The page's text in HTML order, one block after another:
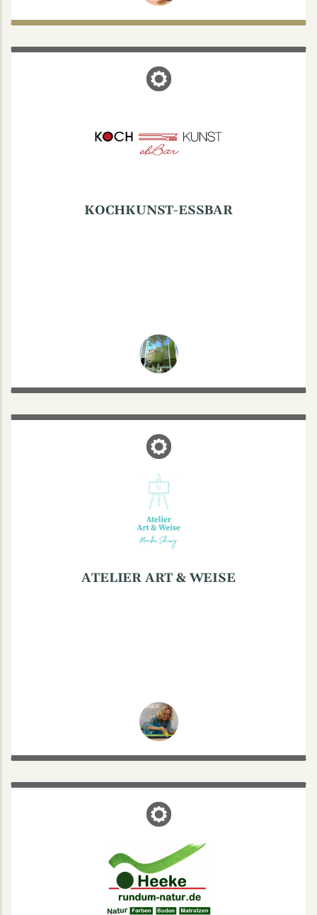
KOCHKUNST-ESSBAR
KOCHKUNST-ESSBAR
Kleines Jugendstilbistro, täglich wechselnder
Mittagstisch, auch in vegetarischer Variante.
Mittagstisch, auch in vegetarischer Variante.
ATELIER ART & WEISE
ATELIER ART & WEISE
Coermühle 50, 48157 Münster
Malworkshops - Teamevents
Telefon: (0251) 22102
Mobil: +49 17610239113
RUNDUM NATUR HEEKE
Steinfurter Straße 9, 48149 Münster
Mo-Fr: 10-13 | 14:30-18:15
Sa: 10-13:30
Naturfarben : Böden : Matratzen